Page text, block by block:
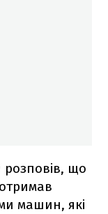
що
машин, які